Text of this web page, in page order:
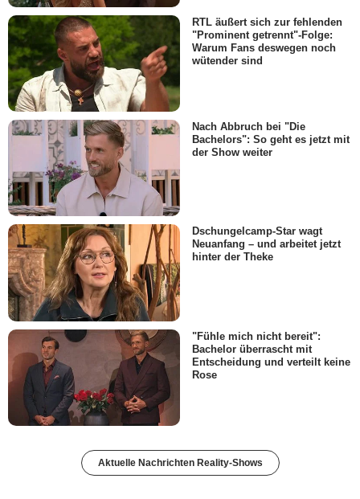
RTL äußert sich zur fehlenden
"Prominent getrennt"-Folge:
Warum Fans deswegen noch
wütender sind
Nach Abbruch bei "Die
Bachelors": So geht es jetzt mit
der Show weiter
Dschungelcamp-Star wagt
Neuanfang – und arbeitet jetzt
hinter der Theke
"Fühle mich nicht bereit":
Bachelor überrascht mit
Entscheidung und verteilt keine
Rose
Aktuelle Nachrichten Reality-Shows